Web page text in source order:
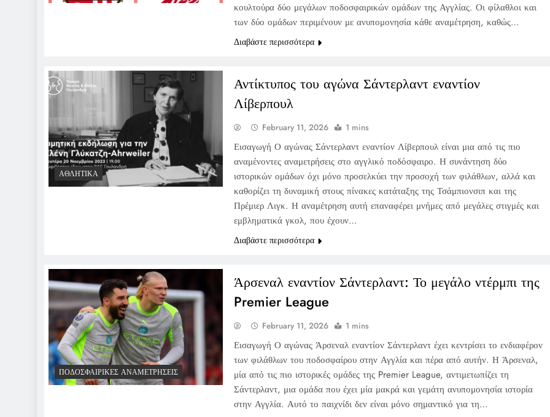
κουλτούρα δύο μεγάλων ποδοσφαιρικών ομάδων της Αγγλίας. Οι φίλαθλοι και
των δύο ομάδων περιμένουν με ανυπομονησία κάθε αναμέτρηση, καθώς…
Διαβάστε περισσότερα
ΑΘΛΗΤΙΚΆ
Αντίκτυπος του αγώνα Σάντερλαντ εναντίον
Λίβερπουλ
February 11, 2026 1 mins
Εισαγωγή Ο αγώνας Σάντερλαντ εναντίον Λίβερπουλ είναι μια από τις πιο
αναμένοντες αναμετρήσεις στο αγγλικό ποδόσφαιρο. Η συνάντηση δύο
ιστορικών ομάδων όχι μόνο προσελκύει την προσοχή των φιλάθλων, αλλά και
καθορίζει τη δυναμική στους πίνακες κατάταξης της Τσάμπιονσιπ και της
Πρέμιερ Λιγκ. Η αναμέτρηση αυτή επαναφέρει μνήμες από μεγάλες στιγμές και
εμβληματικά γκολ, που έχουν…
Διαβάστε περισσότερα
ΠΟΔΟΣΦΑΙΡΙΚΈΣ ΑΝΑΜΕΤΡΉΣΕΙΣ
Άρσεναλ εναντίον Σάντερλαντ: Το μεγάλο ντέρμπι της
Premier League
February 11, 2026 1 mins
Εισαγωγή Ο αγώνας Άρσεναλ εναντίον Σάντερλαντ έχει κεντρίσει το ενδιαφέρον
των φιλάθλων του ποδοσφαίρου στην Αγγλία και πέρα από αυτήν. Η Άρσεναλ,
μία από τις πιο ιστορικές ομάδες της Premier League, αντιμετωπίζει τη
Σάντερλαντ, μια ομάδα που έχει μία μακρά και γεμάτη ανυπομονησία ιστορία
στην Αγγλία. Αυτό το παιχνίδι δεν είναι μόνο σημαντικό για τη…